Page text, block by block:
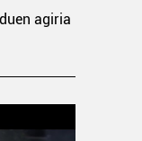
agiria